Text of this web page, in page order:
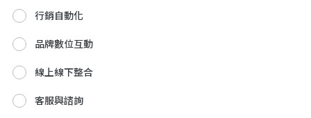
行銷自動化
品牌數位互動
線上線下整合
客服與諮詢